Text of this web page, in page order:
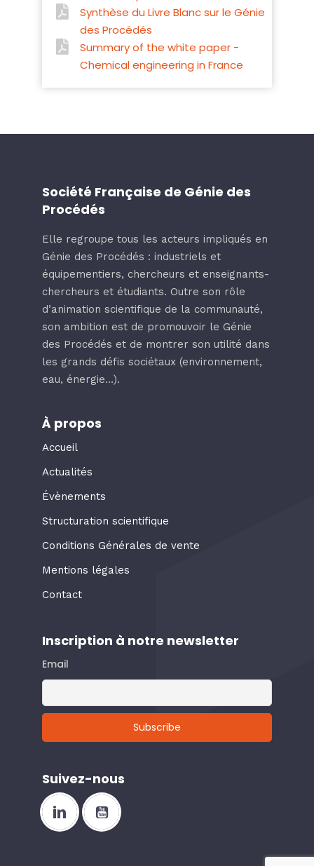
Synthèse du Livre Blanc sur le Génie
des Procédés
Summary of the white paper -
Chemical engineering in France
Société Française de Génie des
Procédés
Elle regroupe tous les acteurs impliqués en
Génie des Procédés : industriels et
équipementiers, chercheurs et enseignants-
chercheurs et étudiants. Outre son rôle
d’animation scientifique de la communauté,
son ambition est de promouvoir le Génie
des Procédés et de montrer son utilité dans
les grands défis sociétaux (environnement,
eau, énergie…).
À propos
Accueil
Actualités
Évènements
Structuration scientifique
Conditions Générales de vente
Mentions légales
Contact
Inscription à notre newsletter
Email
Suivez-nous